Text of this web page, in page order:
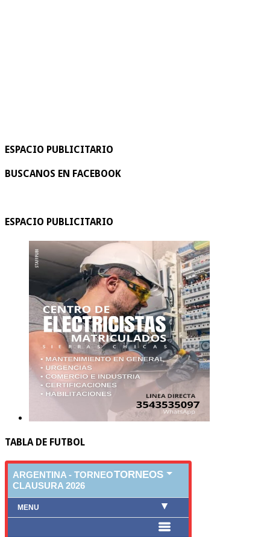
ESPACIO PUBLICITARIO
BUSCANOS EN FACEBOOK
ESPACIO PUBLICITARIO
TABLA DE FUTBOL